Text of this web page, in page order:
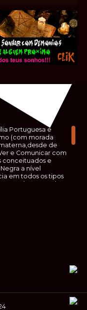
Portuguesa e
(com morada
de
e Comunicar com
conceituados e
a nível
em todos os tipos
saberes ocultos
a devida
sempre um
de fazer trabalhos